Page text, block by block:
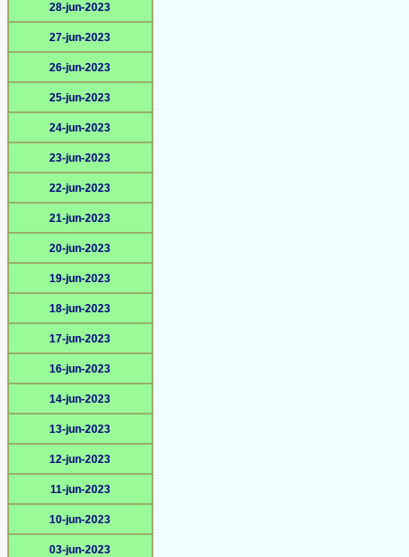
28-jun-2023
27-jun-2023
26-jun-2023
25-jun-2023
24-jun-2023
23-jun-2023
22-jun-2023
21-jun-2023
20-jun-2023
19-jun-2023
18-jun-2023
17-jun-2023
16-jun-2023
14-jun-2023
13-jun-2023
12-jun-2023
11-jun-2023
10-jun-2023
03-jun-2023